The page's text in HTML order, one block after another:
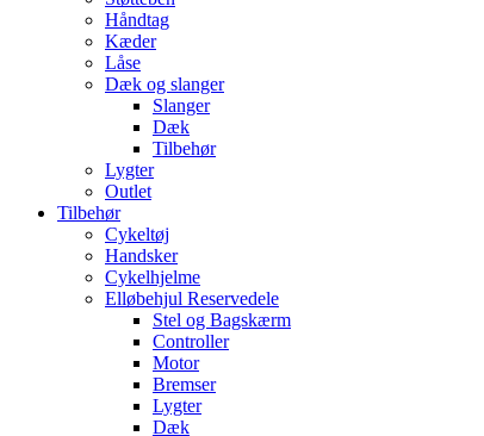
Håndtag
Kæder
Låse
Dæk og slanger
Slanger
Dæk
Tilbehør
Lygter
Outlet
Tilbehør
Cykeltøj
Handsker
Cykelhjelme
Elløbehjul Reservedele
Stel og Bagskærm
Controller
Motor
Bremser
Lygter
Dæk